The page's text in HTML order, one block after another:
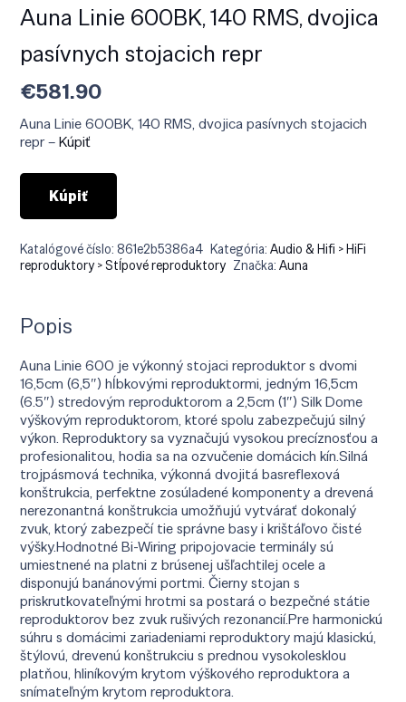
Auna Linie 600BK, 140 RMS, dvojica
pasívnych stojacich repr
€581.90
Auna Linie 600BK, 140 RMS, dvojica pasívnych stojacich
repr –Kúpiť
Kúpiť
Katalógové číslo:861e2b5386a4 Kategória:Audio & Hifi > HiFi
reproduktory > Stĺpové reproduktory Značka:Auna
Popis
Auna Linie 600 je výkonný stojaci reproduktor s dvomi
16,5cm (6,5″) hĺbkovými reproduktormi, jedným 16,5cm
(6.5″) stredovým reproduktorom a 2,5cm (1″) Silk Dome
výškovým reproduktorom, ktoré spolu zabezpečujú silný
výkon. Reproduktory sa vyznačujú vysokou precíznosťou a
profesionalitou, hodia sa na ozvučenie domácich kín.Silná
trojpásmová technika, výkonná dvojitá basreflexová
konštrukcia, perfektne zosúladené komponenty a drevená
nerezonantná konštrukcia umožňujú vytvárať dokonalý
zvuk, ktorý zabezpečí tie správne basy i krištáľovo čisté
výšky.Hodnotné Bi-Wiring pripojovacie terminály sú
umiestnené na platni z brúsenej ušľachtilej ocele a
disponujú banánovými portmi. Čierny stojan s
priskrutkovateľnými hrotmi sa postará o bezpečné státie
reproduktorov bez zvuk rušivých rezonancií.Pre harmonickú
súhru s domácimi zariadeniami reproduktory majú klasickú,
štýlovú, drevenú konštrukciu s prednou vysokolesklou
platňou, hliníkovým krytom výškového reproduktora a
snímateľným krytom reproduktora.